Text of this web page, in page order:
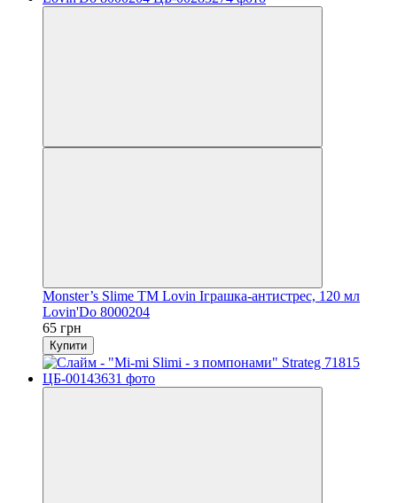
Monster’s Slime ТМ Lovin Іграшка-антистрес, 120 мл
Lovin'Do 8000204
65 грн
Купити